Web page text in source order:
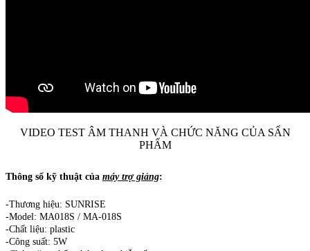
VIDEO TEST ÂM THANH VÀ CHỨC NĂNG CỦA SẨN
PHẨM
Thông số kỹ thuật của máy trợ giảng:
-Thương hiệu: SUNRISE
-Model: MA018S / MA-018S
-Chất liệu: plastic
-Công suất: 5W